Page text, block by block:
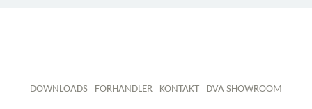
DOWNLOADS FORHANDLER KONTAKT DVA SHOWROOM